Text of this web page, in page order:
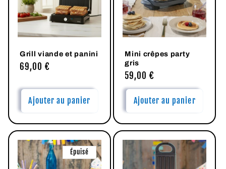
Grill viande et panini
Prix
69,00 €
Ajouter au panier
Mini crêpes party
gris
Prix
habituel
59,00 €
Ajouter au panier
Épuisé